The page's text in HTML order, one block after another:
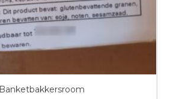
Banketbakkersroom